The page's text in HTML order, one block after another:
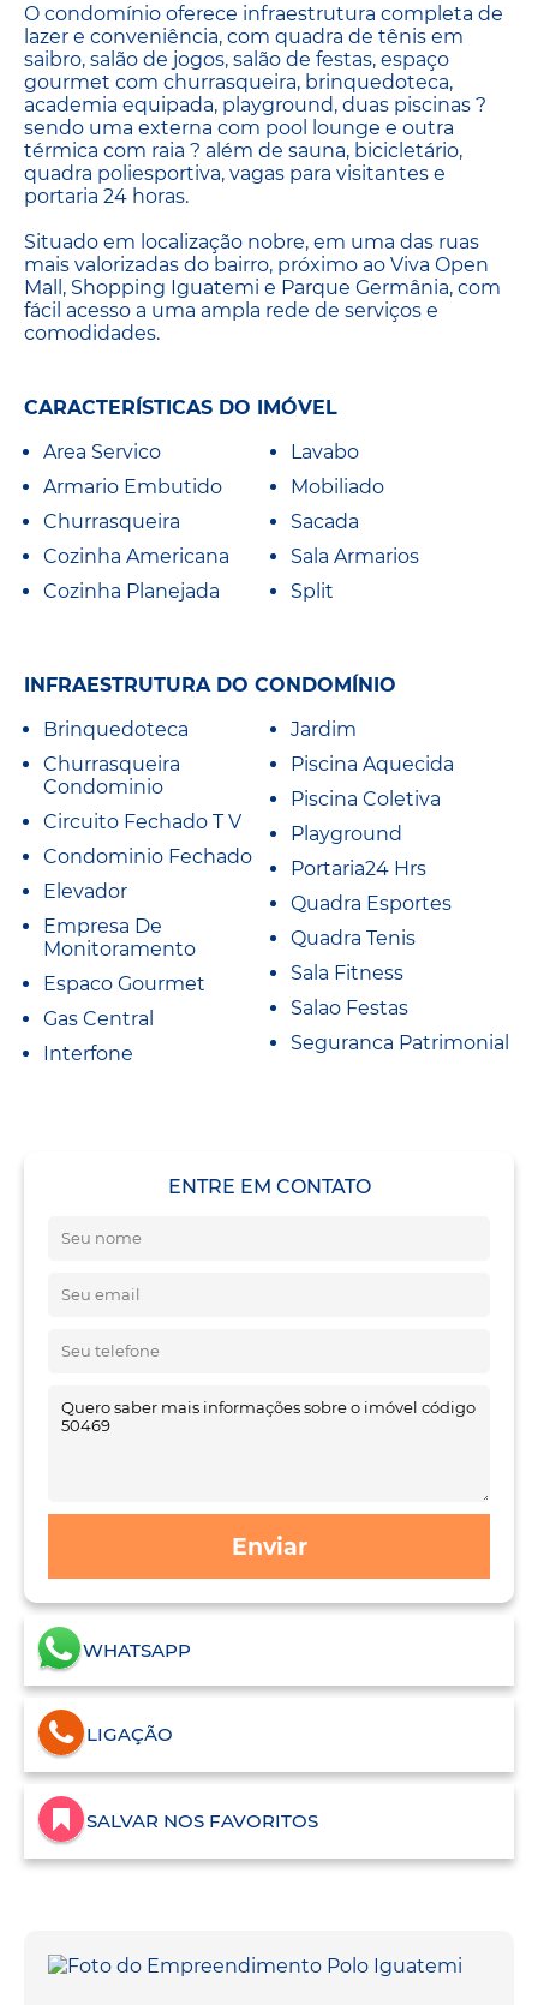
O condomínio oferece infraestrutura completa de
lazer e conveniência, com quadra de tênis em
saibro, salão de jogos, salão de festas, espaço
gourmet com churrasqueira, brinquedoteca,
academia equipada, playground, duas piscinas ?
sendo uma externa com pool lounge e outra
térmica com raia ? além de sauna, bicicletário,
quadra poliesportiva, vagas para visitantes e
portaria 24 horas.
Situado em localização nobre, em uma das ruas
mais valorizadas do bairro, próximo ao Viva Open
Mall, Shopping Iguatemi e Parque Germânia, com
fácil acesso a uma ampla rede de serviços e
comodidades.
CARACTERÍSTICAS DO IMÓVEL
Area Servico
Armario Embutido
Churrasqueira
Cozinha Americana
Cozinha Planejada
Lavabo
Mobiliado
Sacada
Sala Armarios
Split
INFRAESTRUTURA DO CONDOMÍNIO
Brinquedoteca
Churrasqueira
Condominio
Circuito Fechado T V
Condominio Fechado
Elevador
Empresa De
Monitoramento
Espaco Gourmet
Gas Central
Interfone
Jardim
Piscina Aquecida
Piscina Coletiva
Playground
Portaria24 Hrs
Quadra Esportes
Quadra Tenis
Sala Fitness
Salao Festas
Seguranca Patrimonial
ENTRE EM CONTATO
Enviar
WHATSAPP
LIGAÇÃO
SALVAR NOS FAVORITOS